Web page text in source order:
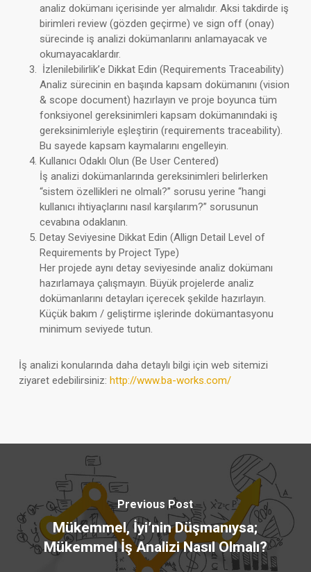
analiz dokümanı içerisinde yer almalıdır. Aksi takdirde iş
birimleri review (gözden geçirme) ve sign off (onay)
sürecinde iş analizi dokümanlarını anlamayacak ve
okumayacaklardır.
İzlenilebilirlik’e Dikkat Edin (Requirements Traceability)
Analiz sürecinin en başında kapsam dokümanını (vision
& scope document) hazırlayın ve proje boyunca tüm
fonksiyonel gereksinimleri kapsam dokümanındaki iş
gereksinimleriyle eşleştirin (requirements traceability).
Bu sayede kapsam kaymalarını engelleyin.
Kullanıcı Odaklı Olun (Be User Centered)
İş analizi dokümanlarında gereksinimleri belirlerken
“sistem özellikleri ne olmalı?” sorusu yerine “hangi
kullanıcı ihtiyaçlarını nasıl karşılarım?” sorusunun
cevabına odaklanın.
Detay Seviyesine Dikkat Edin (Allign Detail Level of
Requirements by Project Type)
Her projede aynı detay seviyesinde analiz dokümanı
hazırlamaya çalışmayın. Büyük projelerde analiz
dokümanlarını detayları içerecek şekilde hazırlayın.
Küçük bakım / geliştirme işlerinde dokümantasyonu
minimum seviyede tutun.
İş analizi konularında daha detaylı bilgi için web sitemizi
ziyaret edebilirsiniz: http://www.ba-works.com/
Previous Post
Mükemmel, İyi’nin Düşmanıysa;
Mükemmel İş Analizi Nasıl Olmalı?